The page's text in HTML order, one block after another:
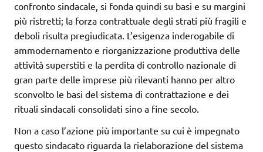
confronto sindacale, si fonda quindi su basi e su margini
più ristretti; la forza contrattuale degli strati più fragili e
deboli risulta pregiudicata. L’esigenza inderogabile di
ammodernamento e riorganizzazione produttiva delle
attività superstiti e la perdita di controllo nazionale di
gran parte delle imprese più rilevanti hanno per altro
sconvolto le basi del sistema di contrattazione e dei
rituali sindacali consolidati sino a fine secolo.
Non a caso l’azione più importante su cui è impegnato
questo sindacato riguarda la rielaborazione del sistema